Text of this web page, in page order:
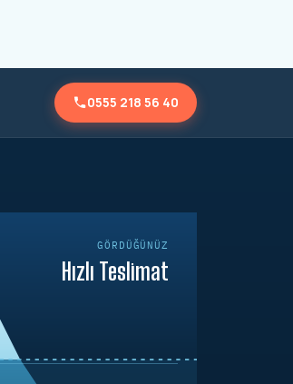
0555 218 56 40
GÖRDÜĞÜNÜZ
Hızlı Teslimat